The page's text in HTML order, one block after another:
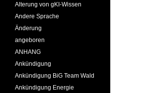
Alterung von gKI-Wissen
Andere Sprache
Änderung
angeboren
ANHANG
Ankündigung
Ankündigung BiG Team Wald
Ankündigung Energie